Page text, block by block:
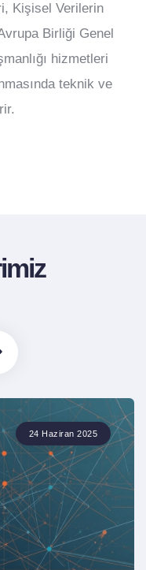
Kişisel Verilerin
Birliği Genel
hizmetleri
teknik ve
24 Haziran 2025